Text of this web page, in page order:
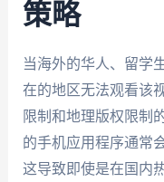
策略
当海外的华人、留学
在的地区无法观看该
限制和地理版权限制
的手机应用程序通常
这导致即使是在国内